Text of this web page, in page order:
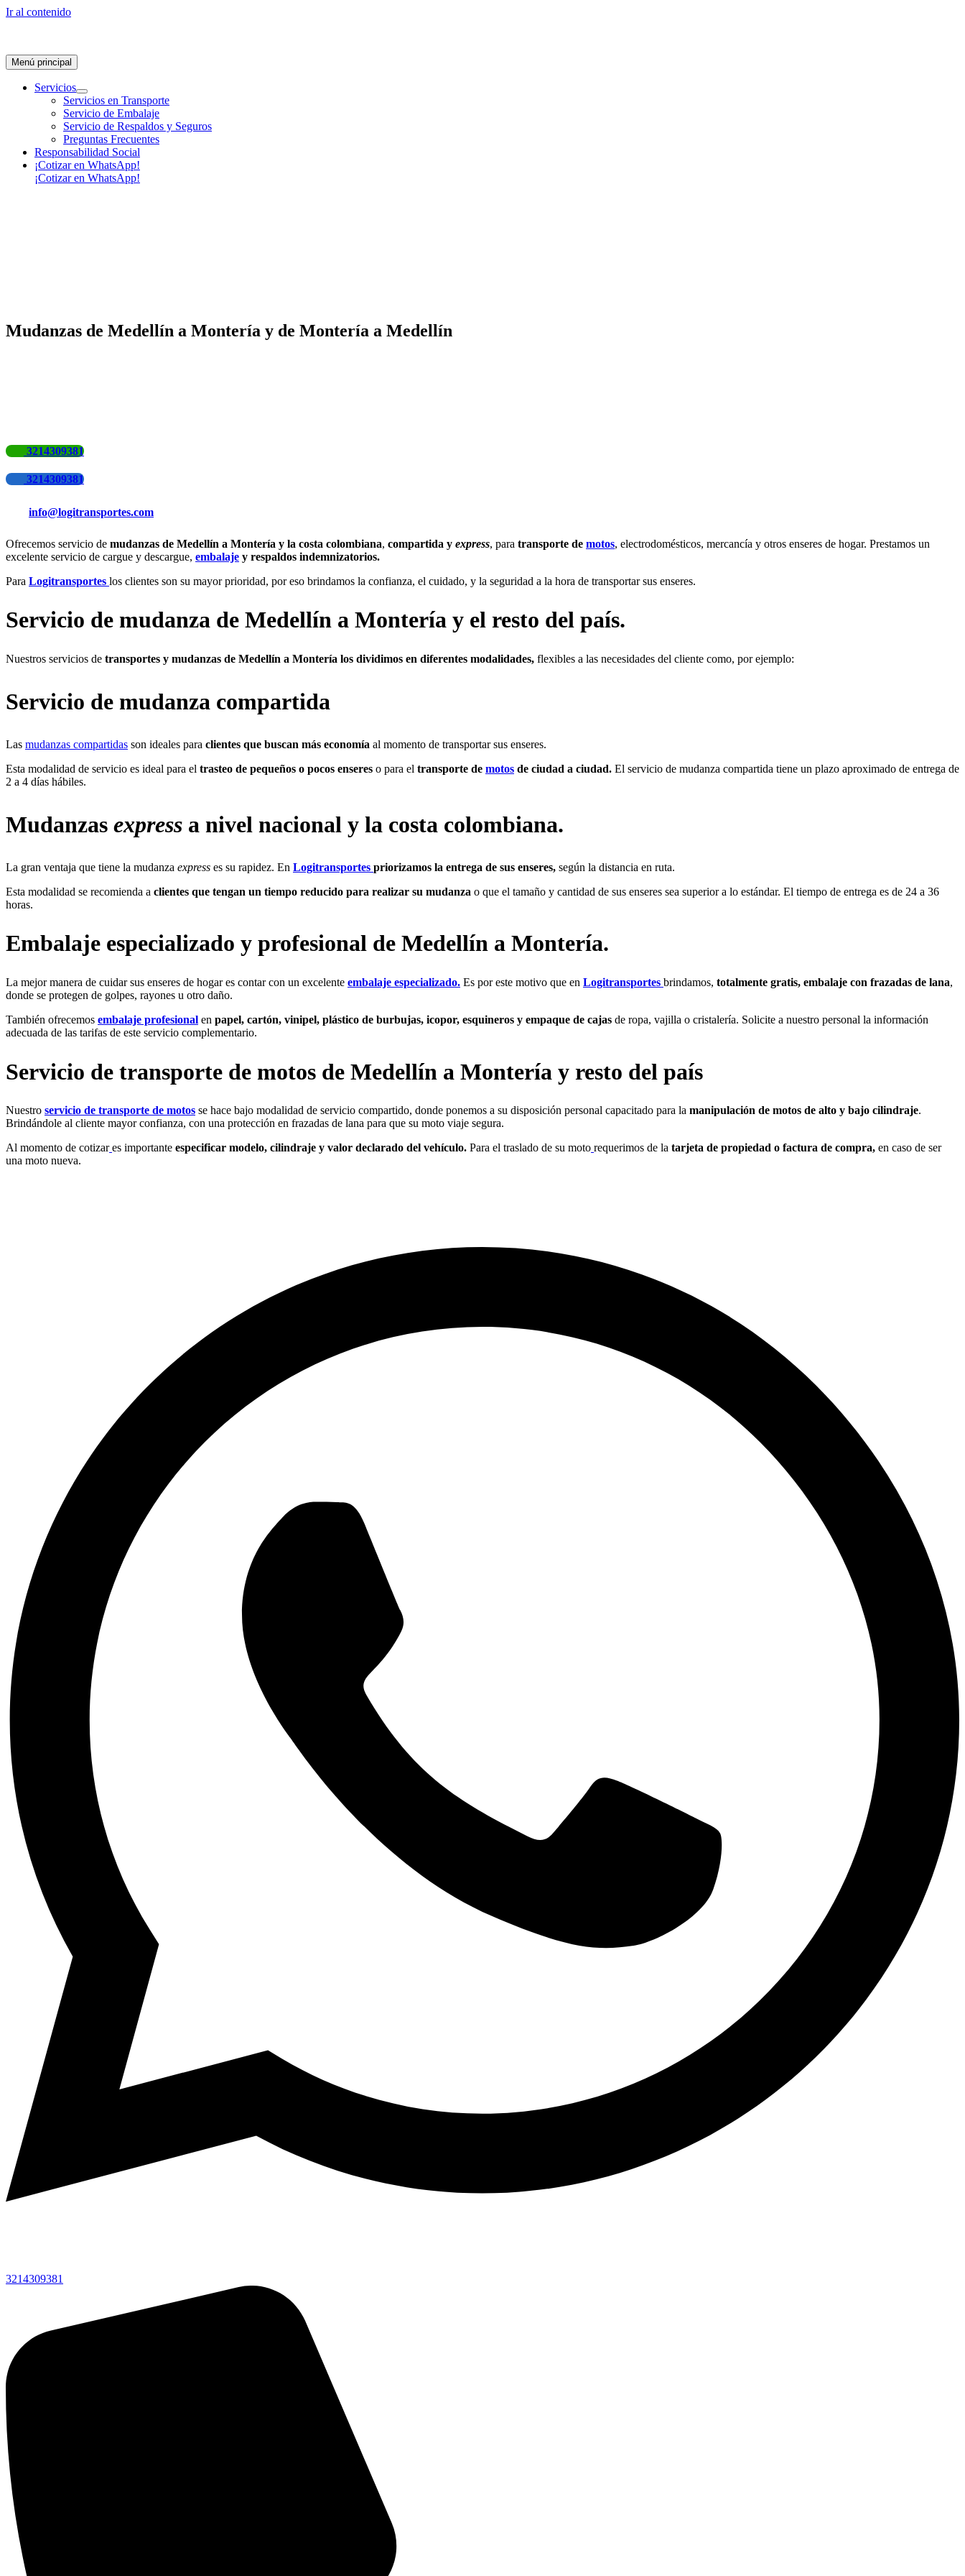
Ir al contenido
Menú principal
Servicios
Servicios en Transporte
Servicio de Embalaje
Servicio de Respaldos y Seguros
Preguntas Frecuentes
Responsabilidad Social
¡Cotizar en WhatsApp!
¡Cotizar en WhatsApp!
Mudanzas de Medellín a Montería y de Montería a Medellín
3214309381
3214309381
info@logitransportes.com
Ofrecemos servicio de mudanzas de Medellín a Montería y la costa colombiana, compartida y express, para transporte de motos, electrodomésticos, mercancía y otros enseres de hogar. Prestamos un
excelente servicio de cargue y descargue, embalaje y respaldos indemnizatorios.
Para Logitransportes los clientes son su mayor prioridad, por eso brindamos la confianza, el cuidado, y la seguridad a la hora de transportar sus enseres.
Servicio de mudanza de Medellín a Montería y el resto del país.
Nuestros servicios de transportes y mudanzas de Medellín a Montería los dividimos en diferentes modalidades, flexibles a las necesidades del cliente como, por ejemplo:
Servicio de mudanza compartida
Las mudanzas compartidas son ideales para clientes que buscan más economía al momento de transportar sus enseres.
Esta modalidad de servicio es ideal para el trasteo de pequeños o pocos enseres o para el transporte de motos de ciudad a ciudad. El servicio de mudanza compartida tiene un plazo aproximado de entrega de
2 a 4 días hábiles.
Mudanzas express a nivel nacional y la costa colombiana.
La gran ventaja que tiene la mudanza express es su rapidez. En Logitransportes priorizamos la entrega de sus enseres, según la distancia en ruta.
Esta modalidad se recomienda a clientes que tengan un tiempo reducido para realizar su mudanza o que el tamaño y cantidad de sus enseres sea superior a lo estándar. El tiempo de entrega es de 24 a 36
horas.
Embalaje especializado y profesional de Medellín a Montería.
La mejor manera de cuidar sus enseres de hogar es contar con un excelente embalaje especializado. Es por este motivo que en Logitransportes brindamos, totalmente gratis, embalaje con frazadas de lana,
donde se protegen de golpes, rayones u otro daño.
También ofrecemos embalaje profesional en papel, cartón, vinipel, plástico de burbujas, icopor, esquineros y empaque de cajas de ropa, vajilla o cristalería. Solicite a nuestro personal la información
adecuada de las tarifas de este servicio complementario.
Servicio de transporte de motos de Medellín a Montería y resto del país
Nuestro servicio de transporte de motos se hace bajo modalidad de servicio compartido, donde ponemos a su disposición personal capacitado para la manipulación de motos de alto y bajo cilindraje.
Brindándole al cliente mayor confianza, con una protección en frazadas de lana para que su moto viaje segura.
Al momento de cotizar es importante especificar modelo, cilindraje y valor declarado del vehículo. Para el traslado de su moto requerimos de la tarjeta de propiedad o factura de compra, en caso de ser
una moto nueva.
3214309381